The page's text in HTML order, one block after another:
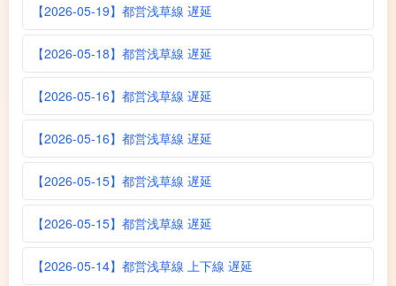
【2026-05-19】都営浅草線 遅延
【2026-05-18】都営浅草線 遅延
【2026-05-16】都営浅草線 遅延
【2026-05-16】都営浅草線 遅延
【2026-05-15】都営浅草線 遅延
【2026-05-15】都営浅草線 遅延
【2026-05-14】都営浅草線 上下線 遅延